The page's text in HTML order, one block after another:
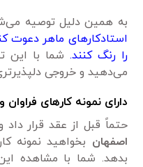
به همین دلیل توصیه
استادکارهای ماهر دعوت
را رنگ کنند. شما با این
می‌دهید و خروجی
دارای نمونه کارهای
حتماً قبل از عقد قرار
اصفهان بخواهید نمونه
بدهد. شما با مشاهده